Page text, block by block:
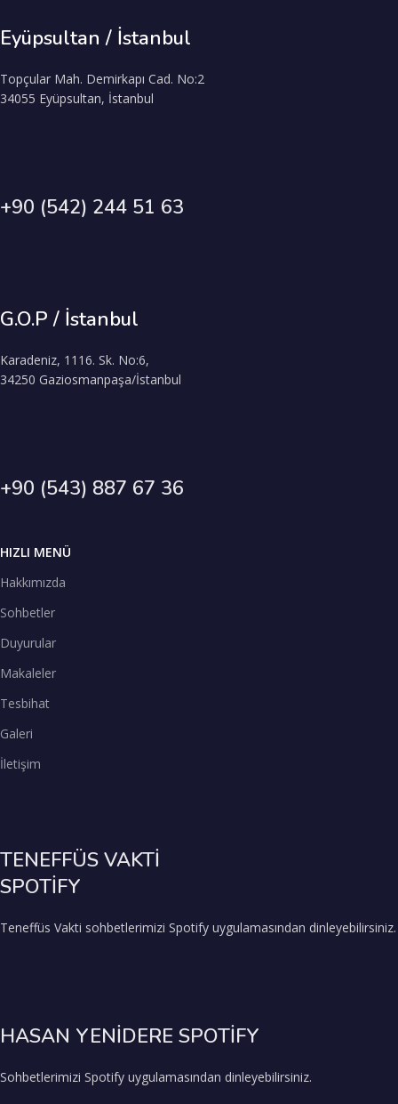
Eyüpsultan / İstanbul
Topçular Mah. Demirkapı Cad. No:2
34055 Eyüpsultan, İstanbul
+90 (542) 244 51 63
G.O.P / İstanbul
Karadeniz, 1116. Sk. No:6,
34250 Gaziosmanpaşa/İstanbul
+90 (543) 887 67 36
HIZLI MENÜ
Hakkımızda
Sohbetler
Duyurular
Makaleler
Tesbihat
Galeri
İletişim
TENEFFÜS VAKTİ
SPOTİFY
Teneffüs Vakti sohbetlerimizi Spotify uygulamasından dinleyebilirsiniz.
HASAN YENİDERE SPOTİFY
Sohbetlerimizi Spotify uygulamasından dinleyebilirsiniz.